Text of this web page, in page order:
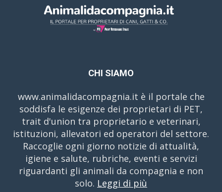
CHI SIAMO
www.animalidacompagnia.it è il portale che
soddisfa le esigenze dei proprietari di PET,
trait d'union tra proprietario e veterinari,
istituzioni, allevatori ed operatori del settore.
Raccoglie ogni giorno notizie di attualità,
igiene e salute, rubriche, eventi e servizi
riguardanti gli animali da compagnia e non
solo. Leggi di più